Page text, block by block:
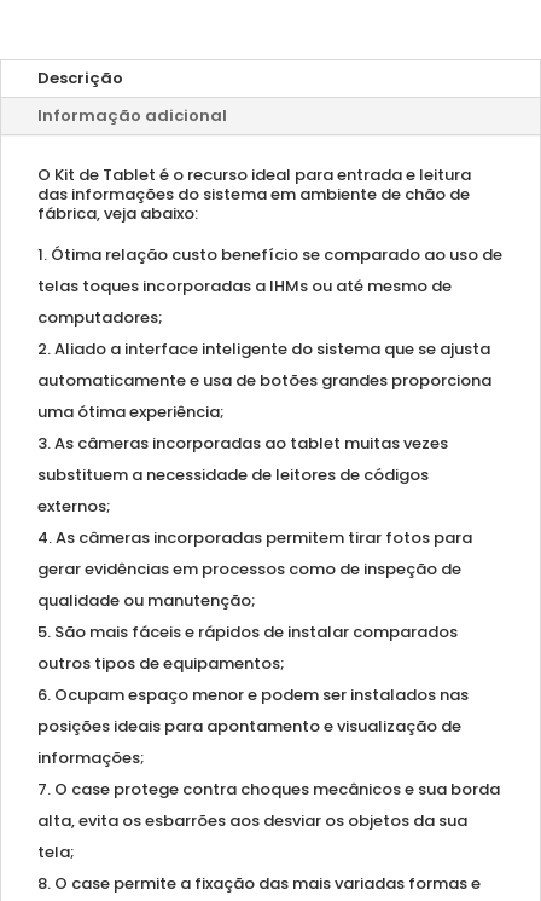
Descrição
Informação adicional
O Kit de Tablet é o recurso ideal para entrada e leitura
das informações do sistema em ambiente de chão de
fábrica, veja abaixo:
Ótima relação custo benefício se comparado ao uso de
telas toques incorporadas a IHMs ou até mesmo de
computadores;
Aliado a interface inteligente do sistema que se ajusta
automaticamente e usa de botões grandes proporciona
uma ótima experiência;
As câmeras incorporadas ao tablet muitas vezes
substituem a necessidade de leitores de códigos
externos;
As câmeras incorporadas permitem tirar fotos para
gerar evidências em processos como de inspeção de
qualidade ou manutenção;
São mais fáceis e rápidos de instalar comparados
outros tipos de equipamentos;
Ocupam espaço menor e podem ser instalados nas
posições ideais para apontamento e visualização de
informações;
O case protege contra choques mecânicos e sua borda
alta, evita os esbarrões aos desviar os objetos da sua
tela;
O case permite a fixação das mais variadas formas e